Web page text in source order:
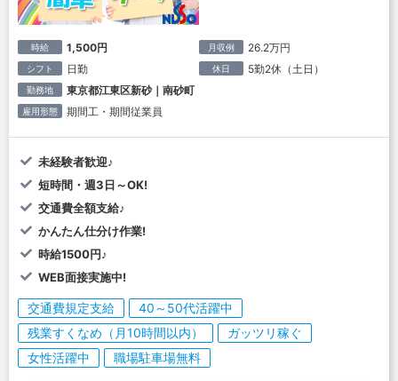
時給 1,500円 月収例 26.2万円
シフト 日勤 休日 5勤2休（土日）
勤務地 東京都江東区新砂｜南砂町
雇用形態 期間工・期間従業員
未経験者歓迎♪
短時間・週3日～OK!
交通費全額支給♪
かんたん仕分け作業!
時給1500円♪
WEB面接実施中!
交通費規定支給
40～50代活躍中
残業すくなめ（月10時間以内）
ガッツリ稼ぐ
女性活躍中
職場駐車場無料